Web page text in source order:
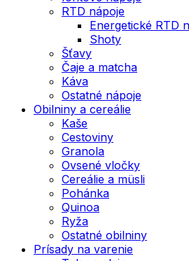
RTD nápoje
Energetické RTD
Shoty
Šťavy
Čaje a matcha
Káva
Ostatné nápoje
Obilniny a cereálie
Kaše
Cestoviny
Granola
Ovsené vločky
Cereálie a müsli
Pohánka
Quinoa
Ryža
Ostatné obilniny
Prísady na varenie